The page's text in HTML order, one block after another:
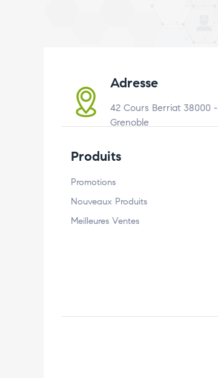
Adresse
42 Cours Berriat 38000 -
Grenoble
Produits
Promotions
Nouveaux Produits
Meilleures Ventes